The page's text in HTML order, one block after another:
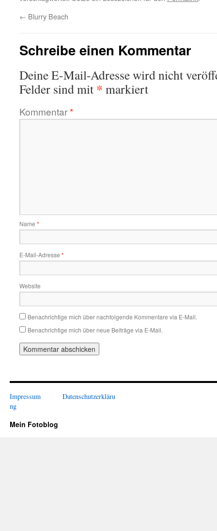
← Blurry Beach
Schreibe einen Kommentar
Deine E-Mail-Adresse wird nicht
Felder sind mit * markiert
Kommentar*
Name *
E-Mail-Adresse *
Website
Benachrichtige mich über nachfolgende Kommentare via E-Mail.
Benachrichtige mich über neue Beiträge via E-Mail.
Impressum
Datenschutzerkläru
ng
Mein Fotoblog